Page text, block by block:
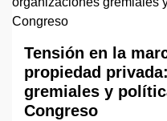
Tensión en la
propiedad
gremiales y
Congreso